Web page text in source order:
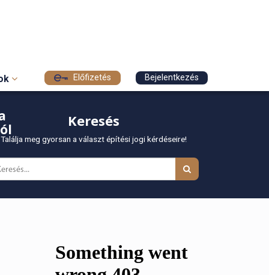
Előfizetés Bejelentkezés
Keresés
Találja meg gyorsan a választ építési jogi kérdéseire!